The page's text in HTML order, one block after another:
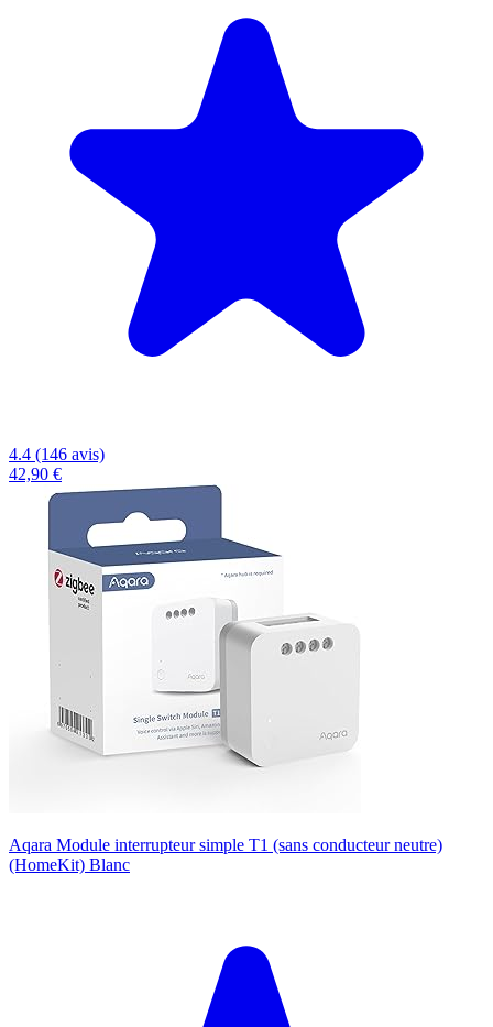
4.4 (146 avis)
42,90 €
Aqara Module interrupteur simple T1 (sans conducteur neutre)
(HomeKit) Blanc